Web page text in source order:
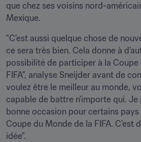
que chez ses voisins nord-
Mexique.
"C'est aussi quelque chose de
ce sera très bien. Cela donne à
possibilité de participer à la Coupe
FIFA", analyse Sneijder avant de
voulez être le meilleur au monde,
capable de battre n'importe qui. Je
bonne occasion pour certains
Coupe du Monde de la FIFA. C'est
idée".